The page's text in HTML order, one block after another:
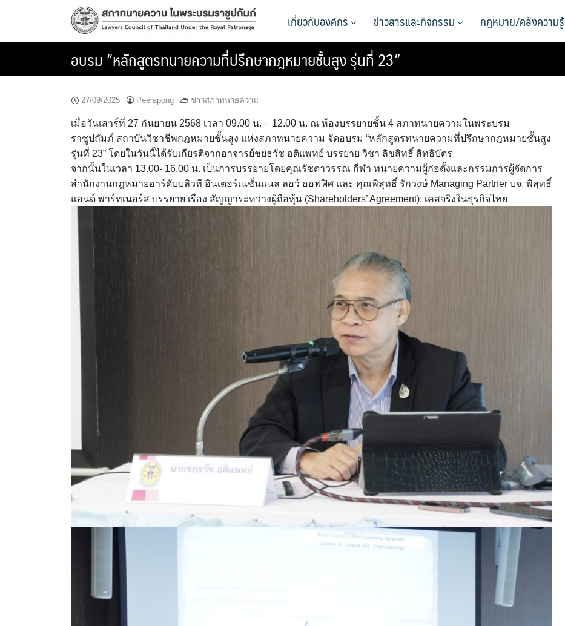
เกี่ยวกับองค์กร ข่าวสารและกิจกรรม กฎหมาย/คลังความรู้
อบรม “หลักสูตรทนายความที่ปรึกษากฎหมายชั้นสูง รุ่นที่ 23”
27/09/2025 Peerapong ข่าวสภาทนายความ
เมื่อวันเสาร์ที่ 27 กันยายน 2568 เวลา 09.00 น. – 12.00 น. ณ ห้องบรรยายชั้น 4 สภาทนายความในพระบรม
ราชูปถัมภ์ สถาบันวิชาชีพกฎหมายชั้นสูง แห่งสภาทนายความ จัดอบรม “หลักสูตรทนายความที่ปรึกษากฎหมายชั้นสูง
รุ่นที่ 23” โดยในวันนี้ได้รับเกียรติจากอาจารย์ชยธวัช อติแพทย์ บรรยาย วิชา ลิขสิทธิ์ สิทธิบัตร
จากนั้นในเวลา 13.00- 16.00 น. เป็นการบรรยายโดยคุณรัชดาวรรณ กีฬา ทนายความผู้ก่อตั้งและกรรมการผู้จัดการ
สำนักงานกฎหมายอาร์ดับบลิวที อินเตอร์เนชั่นแนล ลอว์ ออฟฟิศ และ คุณพิสุทธิ์ รักวงษ์ Managing Partner บจ. พิสุทธิ์
แอนด์ พาร์ทเนอร์ส บรรยาย เรื่อง สัญญาระหว่างผู้ถือหุ้น (Shareholders’ Agreement): เคสจริงในธุรกิจไทย